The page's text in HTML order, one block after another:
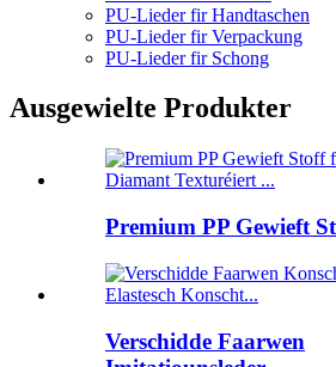
PU-Lieder fir Handtaschen
PU-Lieder fir Verpackung
PU-Lieder fir Schong
Ausgewielte Produkter
Premium PP Gewieft
Verschidde Faarwen